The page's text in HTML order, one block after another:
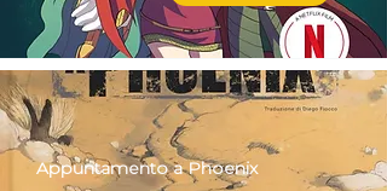
Appuntamento a Phoenix